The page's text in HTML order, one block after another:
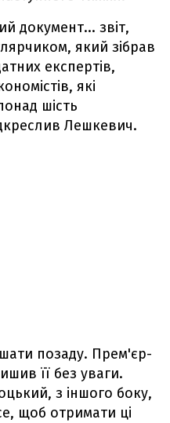
документ... звіт,
який зібрав
експертів,
які
шість
Лешкевич.
позаду. Прем'єр-
її без уваги.
з іншого боку,
щоб отримати ці